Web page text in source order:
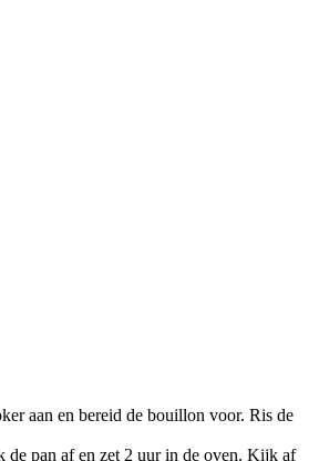
aan en bereid de bouillon voor. Ris de
de pan af en zet 2 uur in de oven. Kijk af